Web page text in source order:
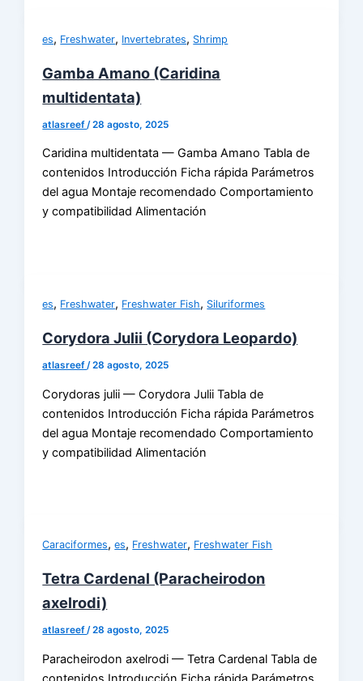
es, Freshwater, Invertebrates, Shrimp
Gamba Amano (Caridina
multidentata)
atlasreef /28 agosto, 2025
Caridina multidentata — Gamba Amano Tabla de
contenidos Introducción Ficha rápida Parámetros
del agua Montaje recomendado Comportamiento
y compatibilidad Alimentación
es, Freshwater, Freshwater Fish, Siluriformes
Corydora Julii (Corydora Leopardo)
atlasreef/28 agosto, 2025
Corydoras julii — Corydora Julii Tabla de
contenidos Introducción Ficha rápida Parámetros
del agua Montaje recomendado Comportamiento
y compatibilidad Alimentación
Caraciformes,es, Freshwater, Freshwater Fish
Tetra Cardenal (Paracheirodon
axelrodi)
atlasreef/28 agosto, 2025
Paracheirodon axelrodi — Tetra Cardenal Tabla de